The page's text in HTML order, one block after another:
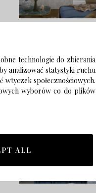
technologie do zbierania
analizować statystyki ruchu
wtyczek społecznościowych.
wyborów co do plików
ALL